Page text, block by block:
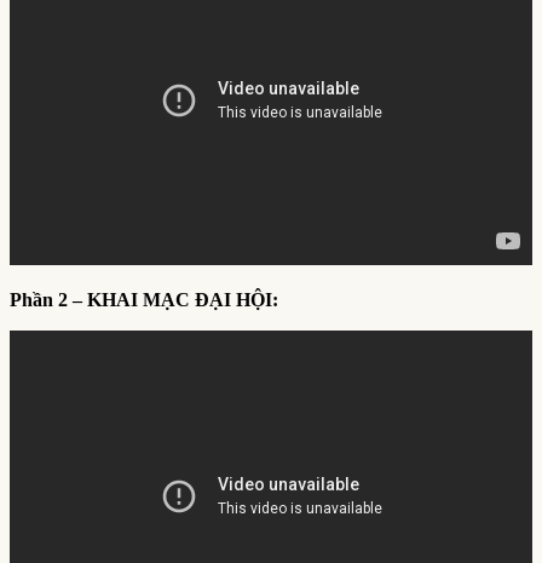
Phần 2 – KHAI MẠC ĐẠI HỘI: